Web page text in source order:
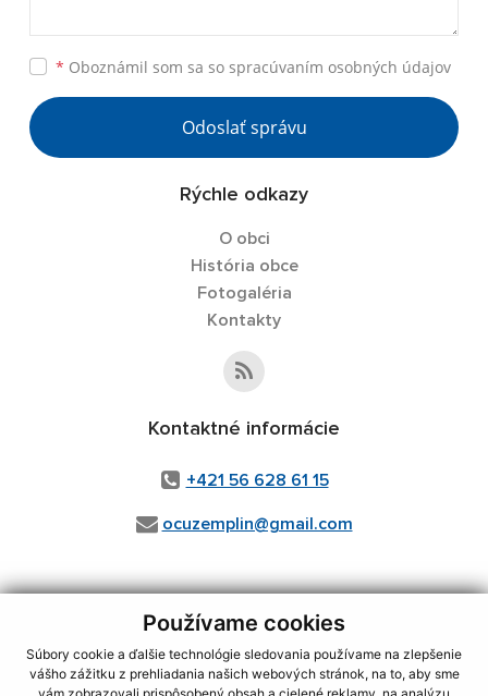
Používame cookies
Súbory cookie a ďalšie technológie sledovania používame na zlepšenie
vášho zážitku z prehliadania našich webových stránok, na to, aby sme
* Oboznámil som sa so spracúvaním osobných údajov
Odoslať správu
Rýchle odkazy
O obci
História obce
Fotogaléria
Kontakty
Kontaktné informácie
+421 56 628 61 15
ocuzemplin@gmail.com
využite možnosť získavania aktuálnych informácií s využitím RSS
CMS systém (redakčný) systém ECHELON 2,
Mapa stránok web portál
webhosting, webex.digital, s.r.o.,domény,registrácia domény,
spoločnosť webex.digital, s.r.o.,technický prevádzkovateľ